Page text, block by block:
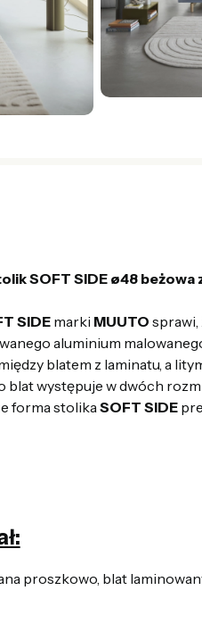
SOFT SIDE ø48 beżowa
SIDE marki MUUTO sprawi,
aluminium
blatem z laminatu, a
blat występuje w dwóch
forma stolikaSOFT SIDE
proszkowo, blat